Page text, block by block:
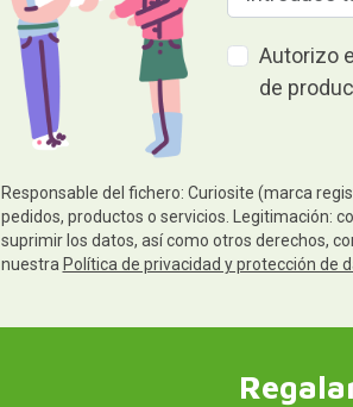
Autorizo
de
Responsable del fichero: Curiosite (marca
pedidos, productos o servicios. Legitimación:
suprimir los datos, así como otros derechos,
nuestra Política de privacidad y protección de